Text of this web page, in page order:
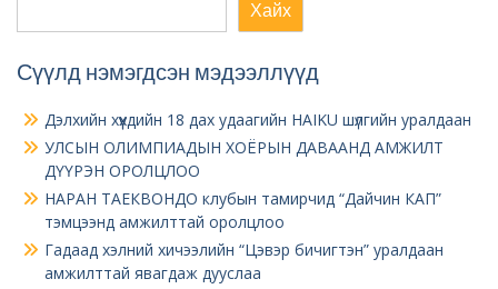
Хайх
Сүүлд нэмэгдсэн мэдээллүүд
Дэлхийн хүүхдийн 18 дах удаагийн HAIKU шүлгийн уралдаан
УЛСЫН ОЛИМПИАДЫН ХОЁРЫН ДАВААНД АМЖИЛТ
ДҮҮРЭН ОРОЛЦЛОО
НАРАН ТАЕКВОНДО клубын тамирчид “Дайчин КАП”
тэмцээнд амжилттай оролцлоо
Гадаад хэлний хичээлийн “Цэвэр бичигтэн” уралдаан
амжилттай явагдаж дууслаа